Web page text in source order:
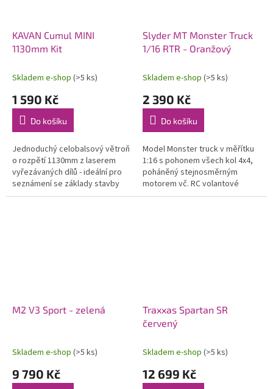
KAVAN Cumul MINI
1130mm Kit
Skladem e-shop (>5 ks)
1 590 Kč
Do košíku
Jednoduchý celobalsový větroň
o rozpětí 1130mm z laserem
vyřezávaných dílů - ideální pro
seznámení se základy stavby
modelů letadel. Konstrukce
Slyder MT Monster Truck
1/16 RTR - Oranžový
Skladem e-shop (>5 ks)
2 390 Kč
Do košíku
Model Monster truck v měřítku
1:16 s pohonem všech kol 4x4,
poháněný stejnosměrným
motorem vč. RC volantové
soupravy 2,4 GHz a pohonného
M2 V3 Sport - zelená
Skladem e-shop (>5 ks)
9 790 Kč
Traxxas Spartan SR
červený
Skladem e-shop (>5 ks)
12 699 Kč